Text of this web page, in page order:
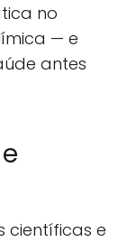
no
— e
antes
científicas e